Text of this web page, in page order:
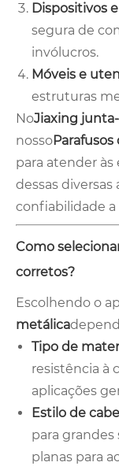
Dispositivos
segura de
invólucros.
Móveis e
estruturas
NoJiaxing
nosso
para atender
dessas
confiabilidade a
Como
corretos?
Escolhendo o
metálica
Tipo de
resistência à
aplicações
Estilo de
para grandes
planas para